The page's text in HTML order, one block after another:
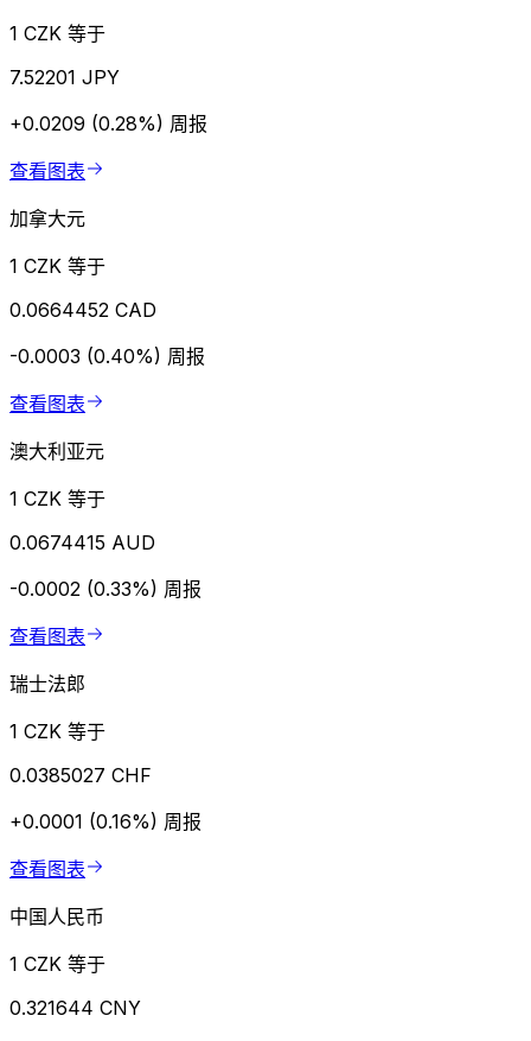
1 CZK 等于
7.52201 JPY
+0.0209 (0.28%) 周报
查看图表
加拿大元
1 CZK 等于
0.0664452 CAD
-0.0003 (0.40%) 周报
查看图表
澳大利亚元
1 CZK 等于
0.0674415 AUD
-0.0002 (0.33%) 周报
查看图表
瑞士法郎
1 CZK 等于
0.0385027 CHF
+0.0001 (0.16%) 周报
查看图表
中国人民币
1 CZK 等于
0.321644 CNY